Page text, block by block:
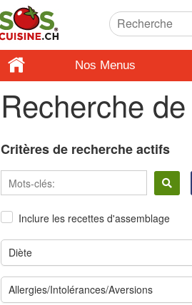
Nos Menus
Recherche
Critères de recherche actifs
Inclure les recettes d'assemblage
Diète
Allergies/Intolérances/Aversions